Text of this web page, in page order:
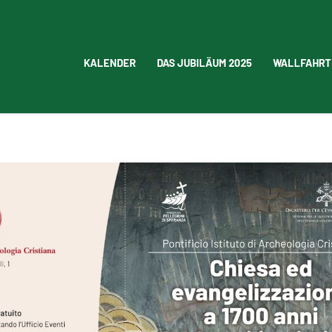
KALENDER DAS JUBILÄUM 2025 WALLFAHRT